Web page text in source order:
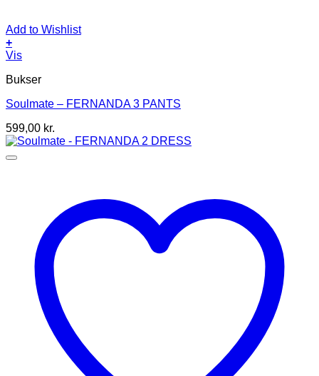
Add to Wishlist
+
Dette
har
varianter.
kan
vælges
på
Vis
Bukser
Soulmate – FERNANDA 3 PANTS
599,00 kr.